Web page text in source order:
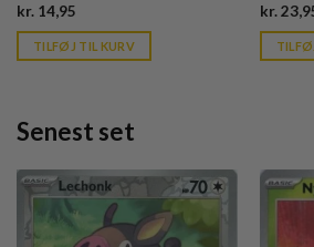
kr. 14,95
is:
kr. 39,95.
TILFØJ TIL KURV
kr.
Senest set